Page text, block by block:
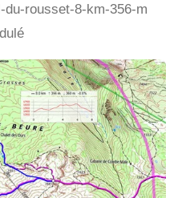
rousset-8-km-356-m